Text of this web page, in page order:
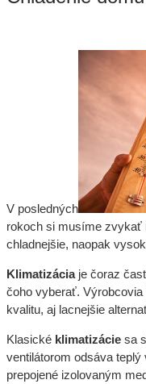
V posledných
rokoch si musíme zvykať
chladnejšie, naopak
Klimatizáciaje čoraz
čoho vyberať.
kvalitu, aj lacnejšie
Klasické klimatizácie sa
ventilátorom odsáva
prepojené izolovaným